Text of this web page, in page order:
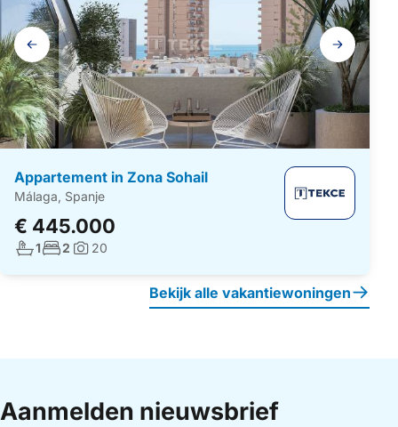
Galerij
navigatie
Appartement in Zona Sohail
Málaga, Spanje
€ 445.000
Aantal badkamers:
1Aantal slaapkamers:
2 Foto's:
20
Bekijk alle vakantiewoningen
Aanmelden nieuwsbrief